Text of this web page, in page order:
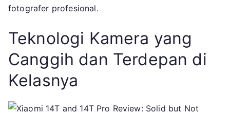
fotografer profesional.
Teknologi Kamera yang
Canggih dan Terdepan di
Kelasnya